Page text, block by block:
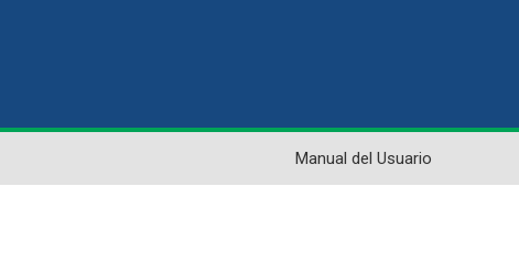
Manual del Usuario